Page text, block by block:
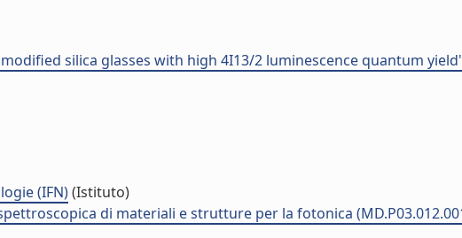
silica glasses with high 4I13/2 luminescence quantum
(IFN)(Istituto)
di materiali e strutture per la fotonica